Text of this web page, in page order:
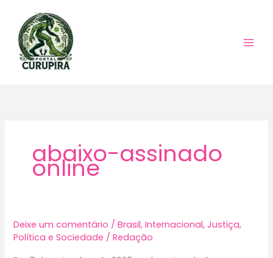
conteúdo
abaixo-assinado
online
Deixe um comentário /Brasil,Internacional,Justiça,
Política e Sociedade /Redação